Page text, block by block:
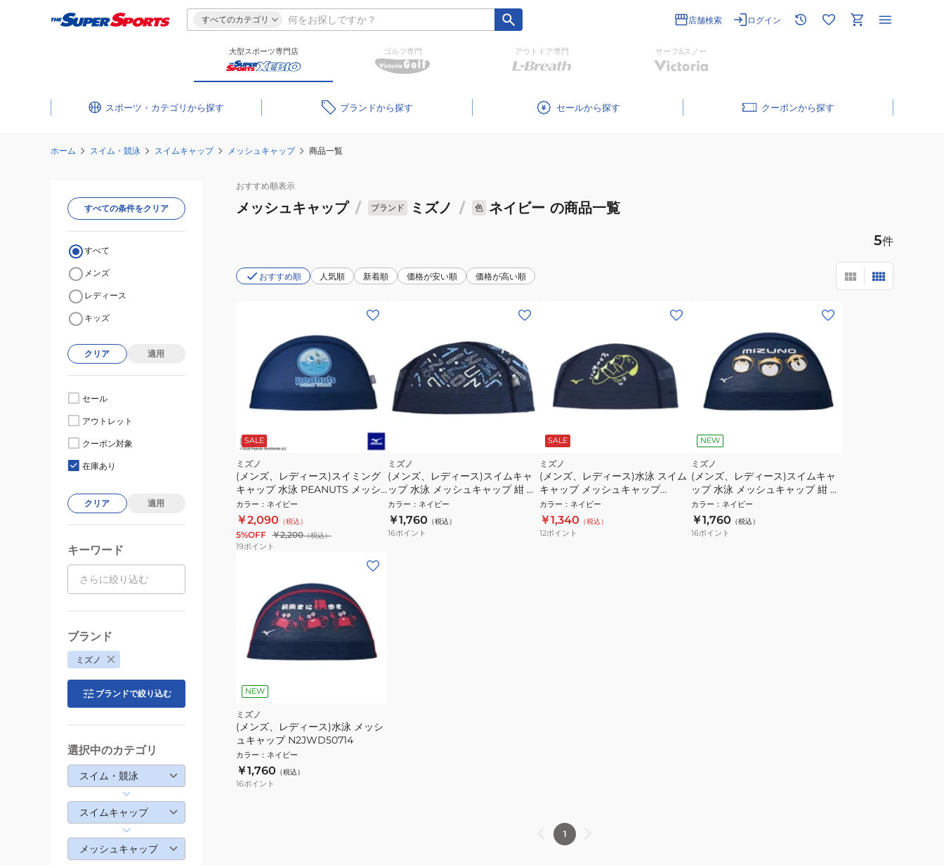
すべてのカテゴリ 店舗検索 ログイン
大型スポーツ専門店 ゴルフ専門 アウトドア専門 サーフ&スノー
スポーツ・カテゴリ ブランド セール クーポン
ホーム スイム・競泳 スイムキャップ メッシュキャップ 商品一覧
おすすめ順表示
メッシュキャップ / ブランド ミズノ / 色 ネイビー の商品一覧
5件
おすすめ順 人気順 新着順 価格が安い順 価格が高い順
SALE
ミズノ
(メンズ、レディース)スイミング
キャップ 水泳 PEANUTS メッシ
ュキャップ 紺 M-Lサイズ
N2JWD33114 スイムキャップ ス
ヌーピー
カラー ： ネイビー
￥2,090 （税込）
5%OFF ￥2,200（税込）
19ポイント
ミズノ
(メンズ、レディース)スイムキャ
ップ 水泳 メッシュキャップ 紺 M-
Lサイズ N2JWC51614 スイミング
キャップ 水泳帽
カラー ： ネイビー
￥1,760 （税込）
16ポイント
SALE
ミズノ
(メンズ、レディース)水泳 スイム
キャップ メッシュキャップ
N2JWB50314 ネイビー
カラー ： ネイビー
￥1,340 （税込）
12ポイント
NEW
ミズノ
(メンズ、レディース)スイムキャ
ップ 水泳 メッシュキャップ 紺 M-
Lサイズ N2JWD50814 かわうそ
くん スイミングキャップ メッシ
ュ
カラー ： ネイビー
￥1,760 （税込）
16ポイント
NEW
ミズノ
(メンズ、レディース)水泳 メッシ
ュキャップ N2JWD50714
カラー ： ネイビー
￥1,760 （税込）
16ポイント
1
すべての条件をクリア
すべて
メンズ
レディース
キッズ
クリア 適用
セール
アウトレット
クーポン対象
在庫あり
クリア 適用
キーワード
ブランド
ミズノ
ブランドで絞り込む
選択中のカテゴリ
スイム・競泳
スイムキャップ
メッシュキャップ